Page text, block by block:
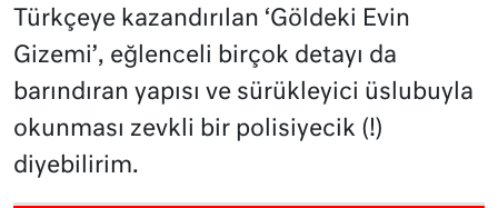
Türkçeye kazandırılan ‘Göldeki Evin
Gizemi’, eğlenceli birçok detayı da
barındıran yapısı ve sürükleyici üslubuyla
okunması zevkli bir polisiyecik (!)
diyebilirim.